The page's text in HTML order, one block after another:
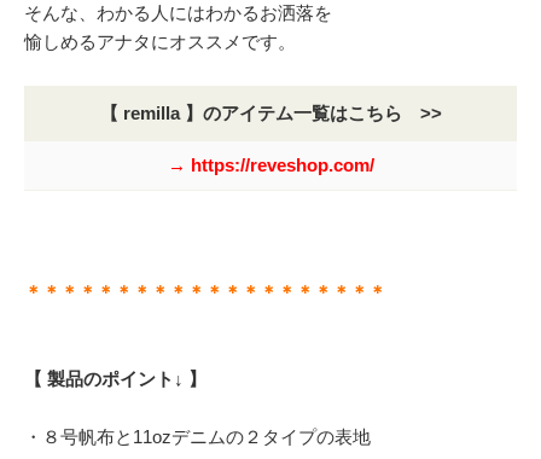
そんな、わかる人にはわかるお洒落を
愉しめるアナタにオススメです。
【 remilla 】のアイテム一覧はこちら >>
→ https://reveshop.com/
＊＊＊＊＊＊＊＊＊＊＊＊＊＊＊＊＊＊＊＊
【 製品のポイント↓ 】
・８号帆布と11ozデニムの２タイプの表地